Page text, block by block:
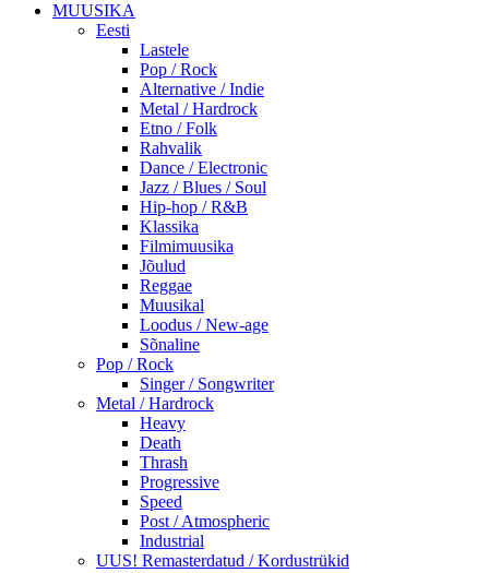
MUUSIKA
Eesti
Lastele
Pop / Rock
Alternative / Indie
Metal / Hardrock
Etno / Folk
Rahvalik
Dance / Electronic
Jazz / Blues / Soul
Hip-hop / R&B
Klassika
Filmimuusika
Jõulud
Reggae
Muusikal
Loodus / New-age
Sõnaline
Pop / Rock
Singer / Songwriter
Metal / Hardrock
Heavy
Death
Thrash
Progressive
Speed
Post / Atmospheric
Industrial
UUS! Remasterdatud / Kordustrükid